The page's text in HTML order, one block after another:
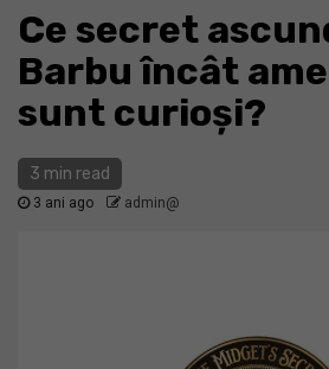
Ce secret
Barbu încât
sunt curioși?
3 min read
3 ani ago admin@